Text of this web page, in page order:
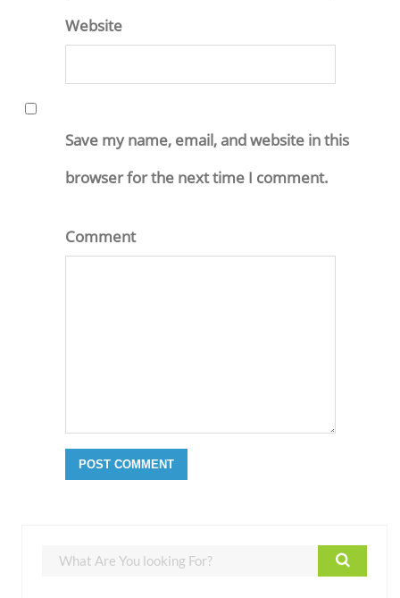
Website
Save my name, email, and website in this
browser for the next time I comment.
Comment